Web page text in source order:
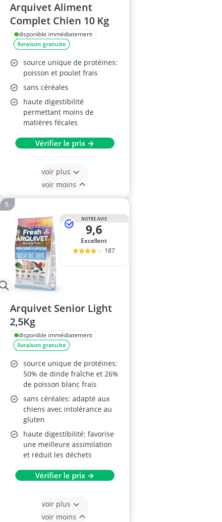
Arquivet Aliment
Complet Chien 10 Kg
disponible immédiatement
livraison gratuite
source unique de protéines:
poisson et poulet frais
sans céréales
haute digestibilité
permettant moins de
matières fécales
Vérifier le prix →
voir plus
voir moins
NOTRE AVIS
9,6
Excellent
187
Arquivet Senior Light
2,5Kg
disponible immédiatement
livraison gratuite
source unique de protéines:
50% de dinde fraîche et 26%
de poisson blanc frais
sans céréales: adapté aux
chiens avec intolérance au
gluten
haute digestibilité: favorise
une meilleure assimilation
et réduit les déchets
Vérifier le prix →
voir plus
voir moins